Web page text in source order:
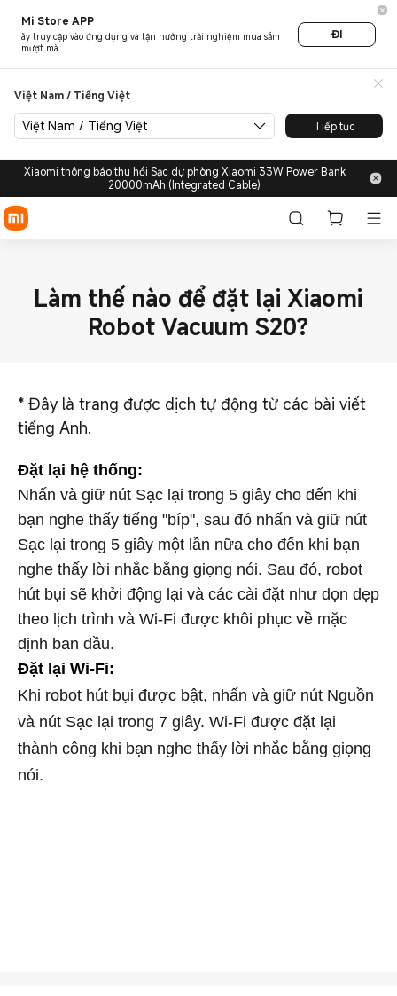
Mi Store APP
ãy truy cập vào ứng dụng và tận hưởng trải nghiệm mua sắm
mượt mà.
ĐI
Việt Nam / Tiếng Việt
Việt Nam / Tiếng Việt Tiếp tục
Xiaomi thông báo thu hồi Sạc dự phòng Xiaomi 33W Power Bank
20000mAh (Integrated Cable)
Làm thế nào để đặt lại Xiaomi
Robot Vacuum S20?
* Đây là trang được dịch tự động từ các bài viết
tiếng Anh.
Đặt lại hệ thống:
Nhấn và giữ nút Sạc lại trong 5 giây cho đến khi
bạn nghe thấy tiếng "bíp", sau đó nhấn và giữ nút
Sạc lại trong 5 giây một lần nữa cho đến khi bạn
nghe thấy lời nhắc bằng giọng nói. Sau đó, robot
hút bụi sẽ khởi động lại và các cài đặt như dọn dẹp
theo lịch trình và Wi-Fi được khôi phục về mặc
định ban đầu.
Đặt lại Wi-Fi:
Khi robot hút bụi được bật, nhấn và giữ nút Nguồn
và nút Sạc lại trong 7 giây. Wi-Fi được đặt lại
thành công khi bạn nghe thấy lời nhắc bằng giọng
nói.